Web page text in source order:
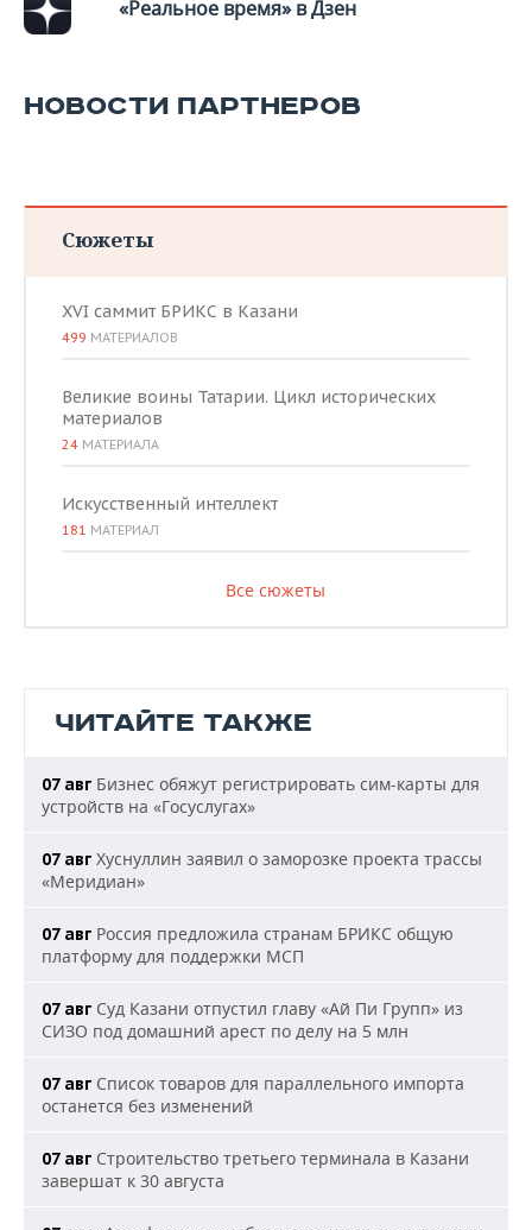
«Реальное время» в Дзен
НОВОСТИ ПАРТНЕРОВ
Сюжеты
XVI саммит БРИКС в Казани
499 МАТЕРИАЛОВ
Великие воины Татарии. Цикл исторических
материалов
24 МАТЕРИАЛА
Искусственный интеллект
181 МАТЕРИАЛ
Все сюжеты
ЧИТАЙТЕ ТАКЖЕ
07 авг Бизнес обяжут регистрировать сим-карты для
устройств на «Госуслугах»
07 авг Хуснуллин заявил о заморозке проекта трассы
«Меридиан»
07 авг Россия предложила странам БРИКС общую
платформу для поддержки МСП
07 авг Суд Казани отпустил главу «Ай Пи Групп» из
СИЗО под домашний арест по делу на 5 млн
07 авг Список товаров для параллельного импорта
останется без изменений
07 авг Строительство третьего терминала в Казани
завершат к 30 августа